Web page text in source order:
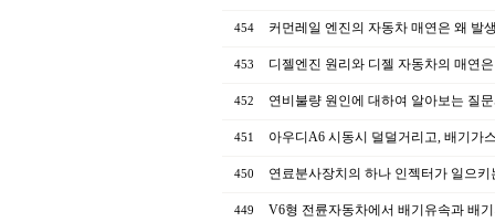
454 커먼레일 엔진의 자동차 매연은 왜 발
453 디젤엔진 원리와 디젤 자동차의 매연
452 연비불량 원인에 대하여 알아보는 질
451 아우디A6 시동시 덜덜거리고, 배기가
450 연료분사장치의 하나 인젝터가 일으키
449 V6형 전륜자동차에서 배기유속과 배